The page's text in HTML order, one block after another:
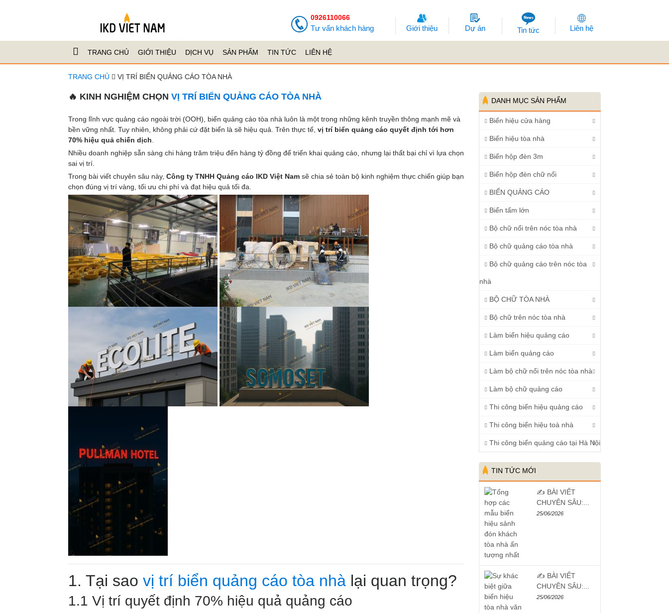
0926110066
Tư vấn khách hàng Giới thiệu Dự án Tin tức Liên hệ
TRANG CHỦ GIỚI THIỆU DỊCH VỤ SẢN PHẨM TIN TỨC LIÊN HỆ
TRANG CHỦ VỊ TRÍ BIỂN QUẢNG CÁO TÒA NHÀ
🔥 KINH NGHIỆM CHỌN VỊ TRÍ BIỂN QUẢNG CÁO TÒA NHÀ
Trong lĩnh vực quảng cáo ngoài trời (OOH), biển quảng cáo tòa nhà luôn là một trong những kênh truyền thông mạnh mẽ và
bền vững nhất. Tuy nhiên, không phải cứ đặt biển là sẽ hiệu quả. Trên thực tế, vị trí biển quảng cáo quyết định tới hơn
70% hiệu quả chiến dịch
Nhiều doanh nghiệp sẵn sàng chi hàng trăm triệu đến hàng tỷ đồng để triển khai quảng cáo, nhưng lại thất bại chỉ vì lựa chọn
sai vị trí.
Trong bài viết chuyên sâu này, Công ty TNHH Quảng cáo IKD Việt Nam sẽ chia sẻ toàn bộ kinh nghiệm thực chiến giúp bạn
chọn đúng vị trí vàng, tối ưu chi phí và đạt hiệu quả tối đa.
1. Tại sao vị trí biển quảng cáo tòa nhà lại quan trọng?
1.1 Vị trí quyết định 70% hiệu quả quảng cáo
DANH MỤC SẢN PHẨM
Biển hiệu cửa hàng
Biển hiệu tòa nhà
Biển hộp đèn 3m
Biển hộp đèn chữ nổi
BIỂN QUẢNG CÁO
Biển tấm lớn
Bộ chữ nổi trên nóc tòa nhà
Bộ chữ quảng cáo tòa nhà
Bộ chữ quảng cáo trên nóc tòa
nhà
BỘ CHỮ TÒA NHÀ
Bộ chữ trên nóc tòa nhà
Làm biển hiệu quảng cáo
Làm biển quảng cáo
Làm bộ chữ nổi trên nóc tòa nhà
Làm bộ chữ quảng cáo
Thi công biển hiệu quảng cáo
Thi công biển hiệu toà nhà
Thi công biển quảng cáo tại Hà Nội
TIN TỨC MỚI
✍️ BÀI VIẾT
CHUYÊN SÂU:...
25/06/2026
✍️ BÀI VIẾT
CHUYÊN SÂU:...
25/06/2026